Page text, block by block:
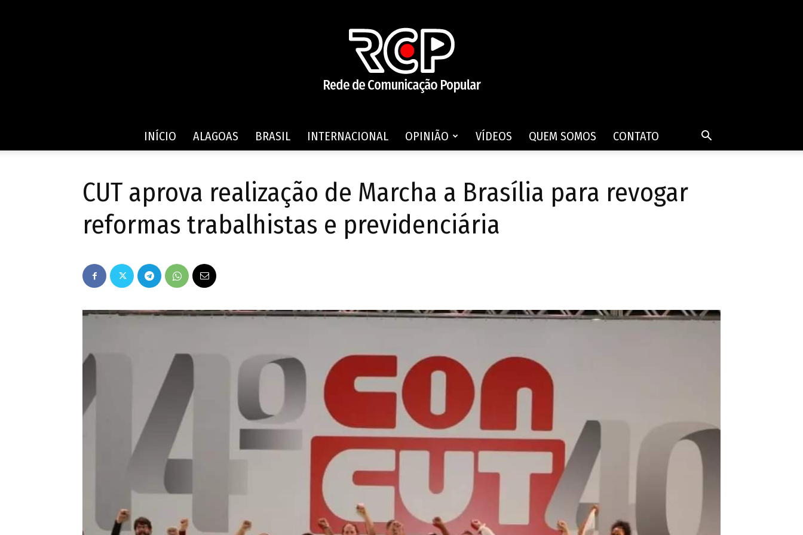
de
Comunicação
Popular
INÍCIO ALAGOAS BRASIL INTERNACIONAL OPINIÃO VÍDEOS QUEM SOMOS CONTATO
CUT aprova realização de Marcha a Brasília para revogar
reformas trabalhistas e previdenciária